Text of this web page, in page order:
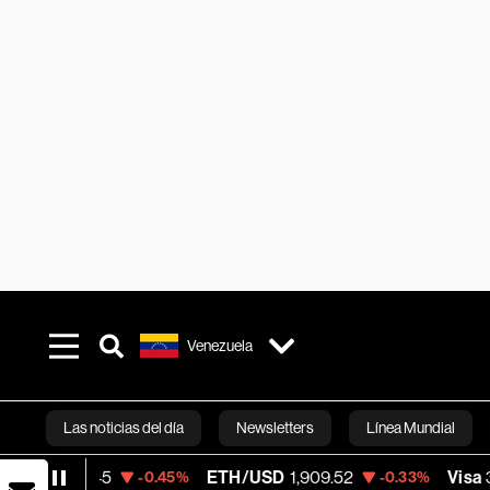
Venezuela
Las noticias del día Newsletters Línea Mundial
Bloomberg
ETH/USD 1,909.52 -0.33% Visa 367.64 -